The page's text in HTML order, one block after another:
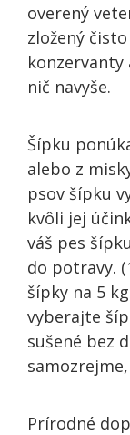
overený
zložený
nič navyše.
Šípku
alebo z
psov šípku
kvôli jej
váš pes
do potravy.
šípky na 5
vyberajte
sušené bez
Prírodné